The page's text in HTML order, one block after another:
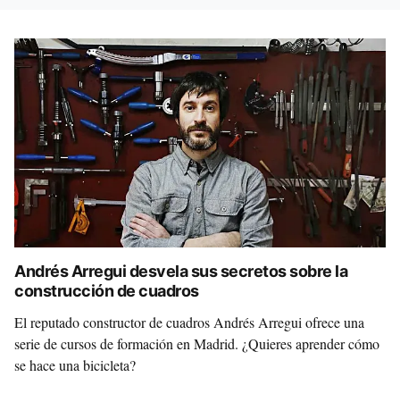
Andrés Arregui desvela sus secretos sobre la
construcción de cuadros
El reputado constructor de cuadros Andrés Arregui ofrece una
serie de cursos de formación en Madrid. ¿Quieres aprender cómo
se hace una bicicleta?